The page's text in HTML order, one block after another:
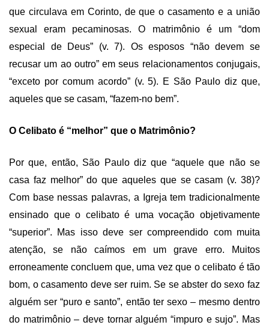
que circulava em Corinto, de que o casamento e a união
sexual eram pecaminosas. O matrimônio é um “dom
especial de Deus” (v. 7). Os esposos “não devem se
recusar um ao outro” em seus relacionamentos conjugais,
“exceto por comum acordo” (v. 5). E São Paulo diz que,
aqueles que se casam, “fazem-no bem”.
O Celibato é “melhor” que o Matrimônio?
Por que, então, São Paulo diz que “aquele que não se
casa faz melhor” do que aqueles que se casam (v. 38)?
Com base nessas palavras, a Igreja tem tradicionalmente
ensinado que o celibato é uma vocação objetivamente
“superior”. Mas isso deve ser compreendido com muita
atenção, se não caímos em um grave erro. Muitos
erroneamente concluem que, uma vez que o celibato é tão
bom, o casamento deve ser ruim. Se se abster do sexo faz
alguém ser “puro e santo”, então ter sexo – mesmo dentro
do matrimônio – deve tornar alguém “impuro e sujo”. Mas